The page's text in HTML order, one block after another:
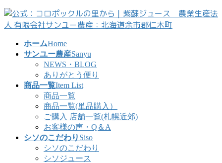
コ
ン
ナ
ビ
ホームHome
サンユー農産Sanyu
NEWS・BLOG
ありがとう便り
商品一覧Item List
商品一覧
商品一覧(単品購入）
ご購入 店舗一覧(札幌近郊)
お客様の声・Q＆A
シソのこだわり Siso
シソのこだわり
シソジュース